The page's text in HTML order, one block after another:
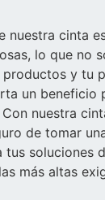
nuestra cinta
lo que no
y tu
un beneficio
nuestra
de tomar
tus soluciones
más altas